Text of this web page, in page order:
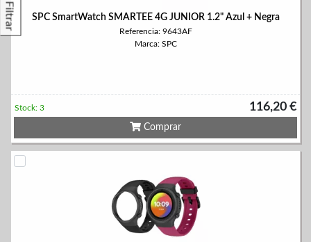
Filtrar SPC SmartWatch SMARTEE 4G JUNIOR 1.2" Azul + Negra
Referencia: 9643AF
Marca: SPC
116,20 €
Stock: 3
Comprar